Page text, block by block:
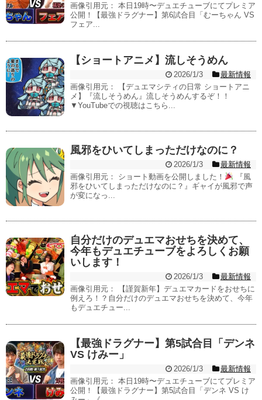
画像引用元： 本日19時〜デュエチューブにてプレミア
公開！【最強ドラグナー】第6試合目「むーちゃん VS
フェア...
【ショートアニメ】流しそうめん
2026/1/3
最新情報
画像引用元： 【デュエマシティの日常 ショートアニ
メ】『流しそうめん』流しそうめんするぞ！！
▼YouTubeでの視聴はこちら...
風邪をひいてしまっただけなのに？
2026/1/3
最新情報
画像引用元： ショート動画を公開しました！
『風
邪をひいてしまっただけなのに？』ギャイが風邪で声
が変になっ...
自分だけのデュエマおせちを決めて、
今年もデュエチューブをよろしくお願
いします！
2026/1/3
最新情報
画像引用元： 【謹賀新年】デュエマカードをおせちに
例えろ！？自分だけのデュエマおせちを決めて、今年
もデュエチュー...
【最強ドラグナー】第5試合目「デンネ
VS けみー」
2026/1/3
最新情報
画像引用元： 本日19時〜デュエチューブにてプレミア
公開！【最強ドラグナー】第5試合目「デンネ VS け